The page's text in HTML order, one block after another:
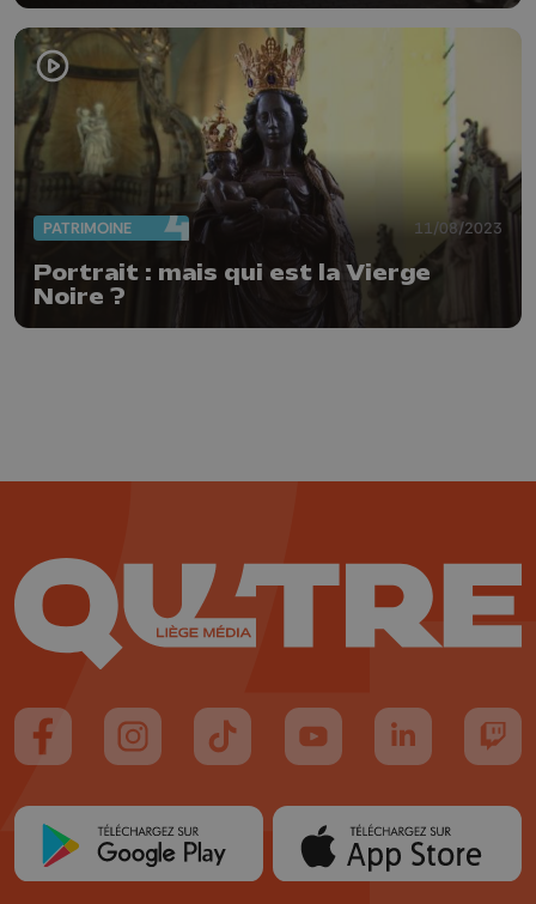
PATRIMOINE 11/08/2023
Portrait : mais qui est la Vierge
Noire ?
Suivez-nous sur FaceBook
Suivez-nous sur Instagram
Suivez-nous sur TikTok
Suivez-nous sur YouTube
Suivez-nous